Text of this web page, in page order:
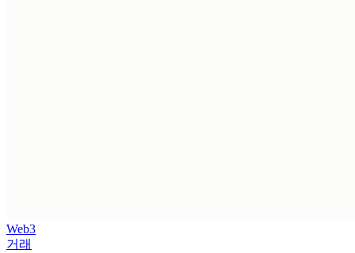
Web3
거래